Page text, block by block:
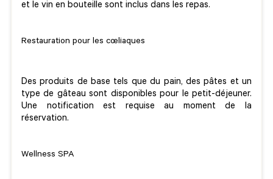
et le vin en bouteille sont inclus dans les repas.
Restauration pour les cœliaques
Des produits de base tels que du pain, des pâtes et un
type de gâteau sont disponibles pour le petit-déjeuner.
Une notification est requise au moment de la
réservation.
Wellness SPA